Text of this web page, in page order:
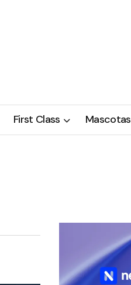
First Class Mascotas